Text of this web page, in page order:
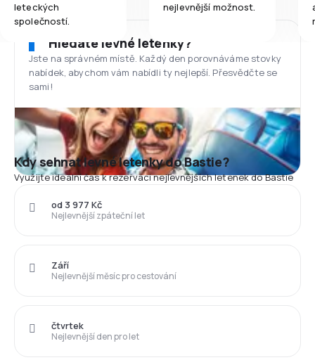
leteckých
společností.
nejlevnější možnost.
Hledáte levné letenky?
Jste na správném místě. Každý den porovnáváme stovky
nabídek, abychom vám nabídli ty nejlepší. Přesvědčte se
sami!
Kdy sehnat levné letenky do Bastie?
Využijte ideální čas k rezervaci nejlevnějších letenek do Bastie
Nejlevnější zpáteční let
od 3 977 Kč
Nejlevnější měsíc pro cestování
Září
Nejlevnější den pro let
čtvrtek